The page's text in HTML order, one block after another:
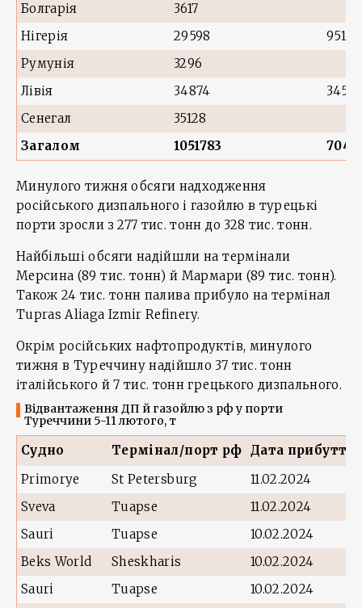
Болгарія
3617
Нігерія
29598
9515
Румунія
3296
Лівія
34874
34556
Сенегал
35128
Загалом
1051783
Минулого тижня обсяги надходження
російського дизпального і газойлю в турецькі
порти зросли з 277 тис. тонн до 328 тис. тонн.
Найбільші обсяги надійшли на термінали
Мерсина (89 тис. тонн) й Мармари (89 тис. тонн).
Також 24 тис. тонн палива прибуло на термінал
Tupras Aliaga Izmir Refinery.
Окрім російських нафтопродуктів, минулого
тижня в Туреччину надійшло 37 тис. тонн
італійського й 7 тис. тонн грецького дизпального.
Відвантаження ДП й газойлю з рф у порти
Туреччини 5-11 лютого, т
Судно Термінал/порт рф Дата прибуття
Primorye
St Petersburg
11.02.2024
Sveva
Tuapse
11.02.2024
Sauri
Tuapse
10.02.2024
Beks World
Sheskharis
10.02.2024
Sauri
Tuapse
10.02.2024